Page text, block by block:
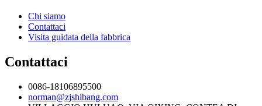
Chi siamo
Contattaci
Visita guidata della fabbrica
Contattaci
0086-18106895500
norman@zjshibang.com